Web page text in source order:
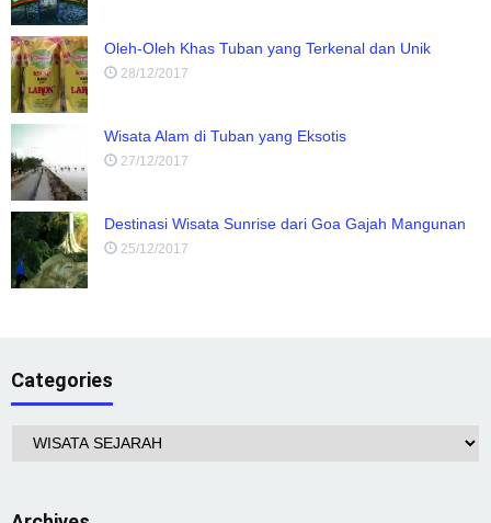
Oleh-Oleh Khas Tuban yang Terkenal dan Unik
28/12/2017
Wisata Alam di Tuban yang Eksotis
27/12/2017
Destinasi Wisata Sunrise dari Goa Gajah Mangunan
25/12/2017
Categories
Categories